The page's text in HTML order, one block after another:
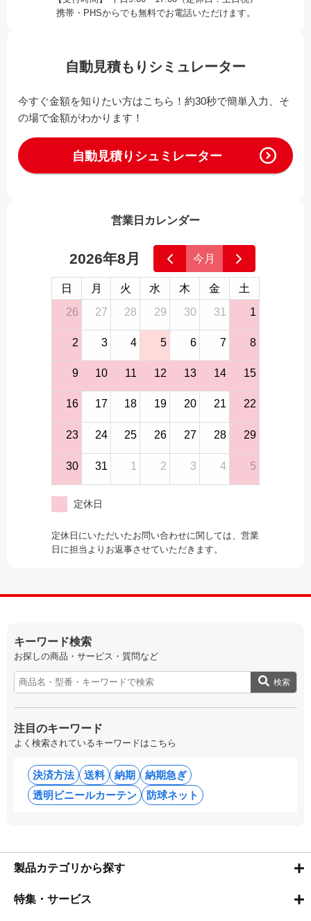
携帯・PHSからでも無料でお電話いただけます。
自動見積もりシミュレーター
今すぐ金額を知りたい方はこちら！約30秒で簡単入力、そ
の場で金額がわかります！
自動見積りシュミレーター
営業日カレンダー
2026年8月 今月
日 月 火 水 木 金
土
26
27 28 29 30 31 1
2 3 4 5 6 7 8
9 10 11 12 13 14 15
16 17 18 19 20 21 22
23 24 25 26 27 28 29
30 31 1 2 3 4 5
定休日
定休日にいただいたお問い合わせに関しては、営業
日に担当よりお返事させていただきます。
キーワード検索
お探しの商品・サービス・質問など
検索
注目のキーワード
よく検索されているキーワードはこちら
決済方法 送料 納期
納期急ぎ
透明ビニールカーテン
防球ネット
製品カテゴリから探す
特集・サービス